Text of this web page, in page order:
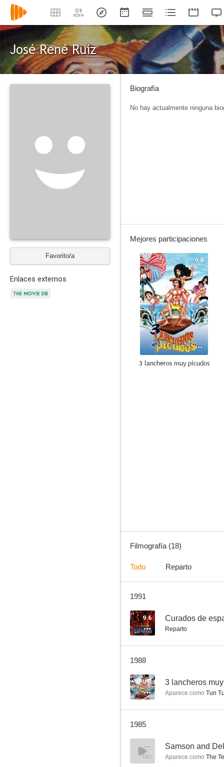
José René Ruiz
Favorito/a
Enlaces externos
Biografía
No hay actualmente ninguna
Mejores participaciones
9.8
3 lancheros muy picudos
--
Filmografía (18)
Todo Reparto
1991
9.6 Curados de
Reparto
1988
9.8 3 lancheros
Aparece como Tun
1985
-- Samson and
Aparece como The